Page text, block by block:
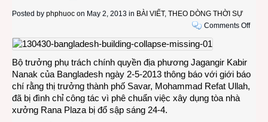
Posted by phphuoc on May 2, 2013 in BÀI VIẾT, THEO DÒNG THỜI SỰ
Comments Offon
Bộ trưởng phụ trách chính quyền địa phương Jagangir Kabir
Nanak của Bangladesh ngày 2-5-2013 thông báo với giới báo
chí rằng thị trưởng thành phố Savar, Mohammad Refat Ullah,
đã bị đình chỉ công tác vì phê chuẩn việc xây dụng tòa nhà
xưởng Rana Plaza bị đổ sập sáng 24-4.